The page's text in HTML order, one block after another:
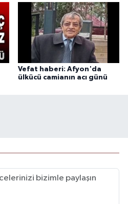
Vefat haberi: Afyon'da
ülkücü camianın acı günü